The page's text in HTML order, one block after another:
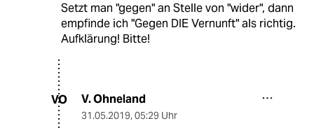
Setzt man "gegen" an Stelle von "wider", dann
empfinde ich "Gegen DIE Vernunft" als richtig.
Aufklärung! Bitte!
VO V. Ohneland
31.05.2019, 05:29 Uhr